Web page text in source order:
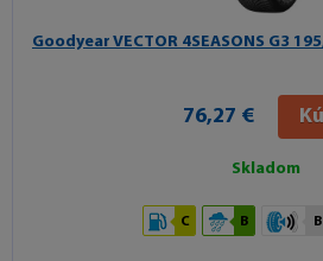
Goodyear VECTOR 4SEASONS G3
76,27 €
Skladom
C B B